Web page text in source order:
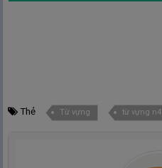
Thẻ Từ vựng từ vựng n4